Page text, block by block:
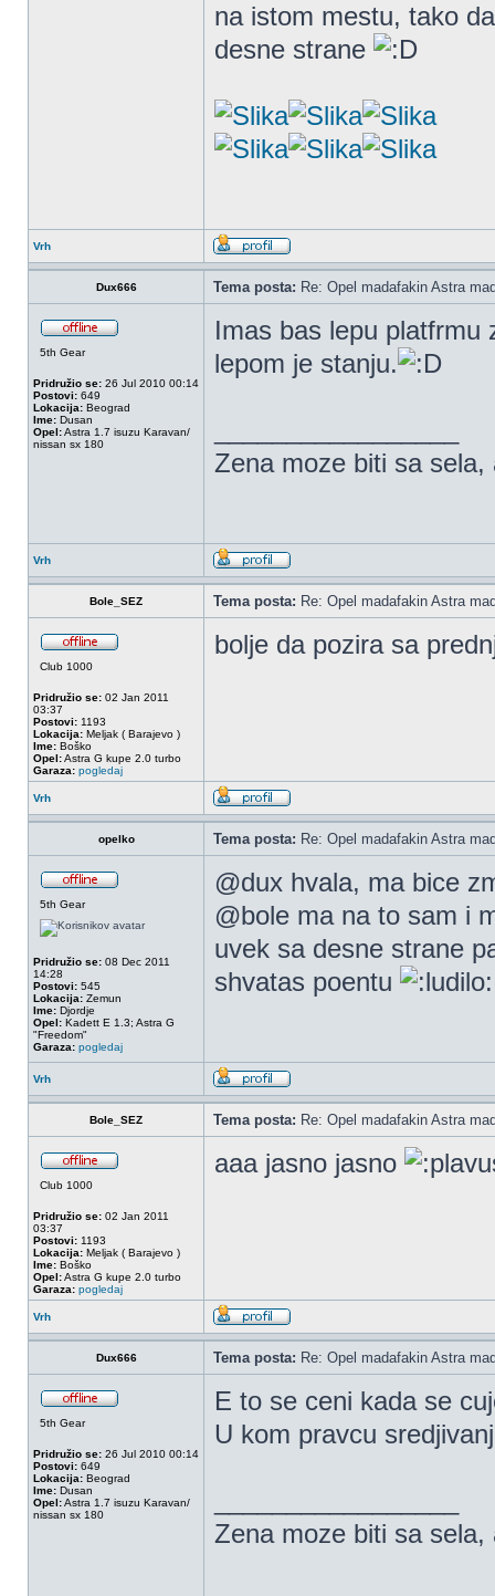
na istom mestu, tako
desne strane
Vrh
Dux666 Tema posta: Re: Opel madafakin Astra
5th Gear
Pridružio se: 26 Jul 2010 00:14
Postovi: 649
Lokacija: Beograd
Ime: Dusan
Opel:Astra 1.7 isuzu Karavan/
nissan sx 180
Imas bas lepu platfrmu
lepom je stanju.
Zena moze biti sa
Vrh
Bole_SEZ Tema posta: Re: Opel madafakin Astra
Club 1000
Pridružio se: 02 Jan 2011
03:37
Postovi: 1193
Lokacija: Meljak ( Barajevo )
Ime: Boško
Opel:Astra G kupe 2.0 turbo
Garaza: pogledaj
bolje da pozira sa
Vrh
opelko Tema posta: Re: Opel madafakin Astra
5th Gear
Pridružio se: 08 Dec 2011
14:28
Postovi: 545
Lokacija: Zemun
Ime: Djordje
Opel: Kadett E 1.3; Astra G
"Freedom"
Garaza: pogledaj
@dux hvala, ma bice
@bole ma na to sam i
uvek sa desne strane
shvatas poentu
Vrh
Bole_SEZ Tema posta: Re: Opel madafakin Astra
Club 1000
Pridružio se: 02 Jan 2011
03:37
Postovi: 1193
Lokacija: Meljak ( Barajevo )
Ime: Boško
Opel:Astra G kupe 2.0 turbo
Garaza: pogledaj
aaa jasno jasno
Vrh
Dux666 Tema posta: Re: Opel madafakin Astra
5th Gear
Pridružio se: 26 Jul 2010 00:14
Postovi: 649
Lokacija: Beograd
Ime: Dusan
Opel:Astra 1.7 isuzu Karavan/
nissan sx 180
E to se ceni kada se
U kom pravcu
Zena moze biti sa